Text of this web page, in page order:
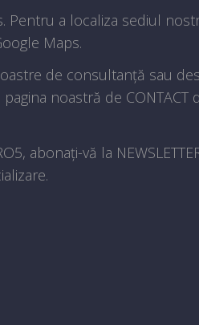
Pentru a localiza sediul
Maps.
de consultanță sau
noastră de CONTACT
abonați-vă la